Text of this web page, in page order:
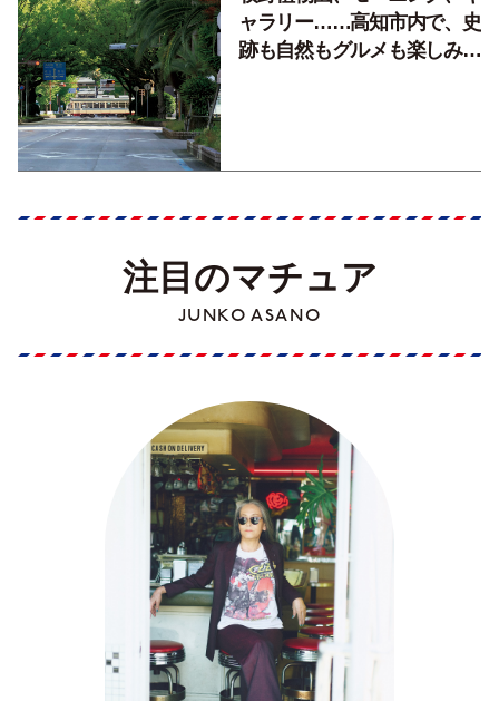
ャラリー……高知市内で、史
跡も自然もグルメも楽しみ尽
注目のマチュア
JUNKO ASANO